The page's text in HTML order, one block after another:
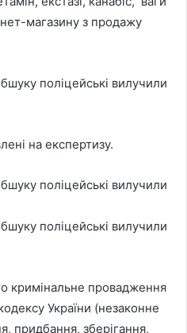
магазину з продажу
на експертизу.
кримінальне провадження
України (незаконне
придбання, зберігання,